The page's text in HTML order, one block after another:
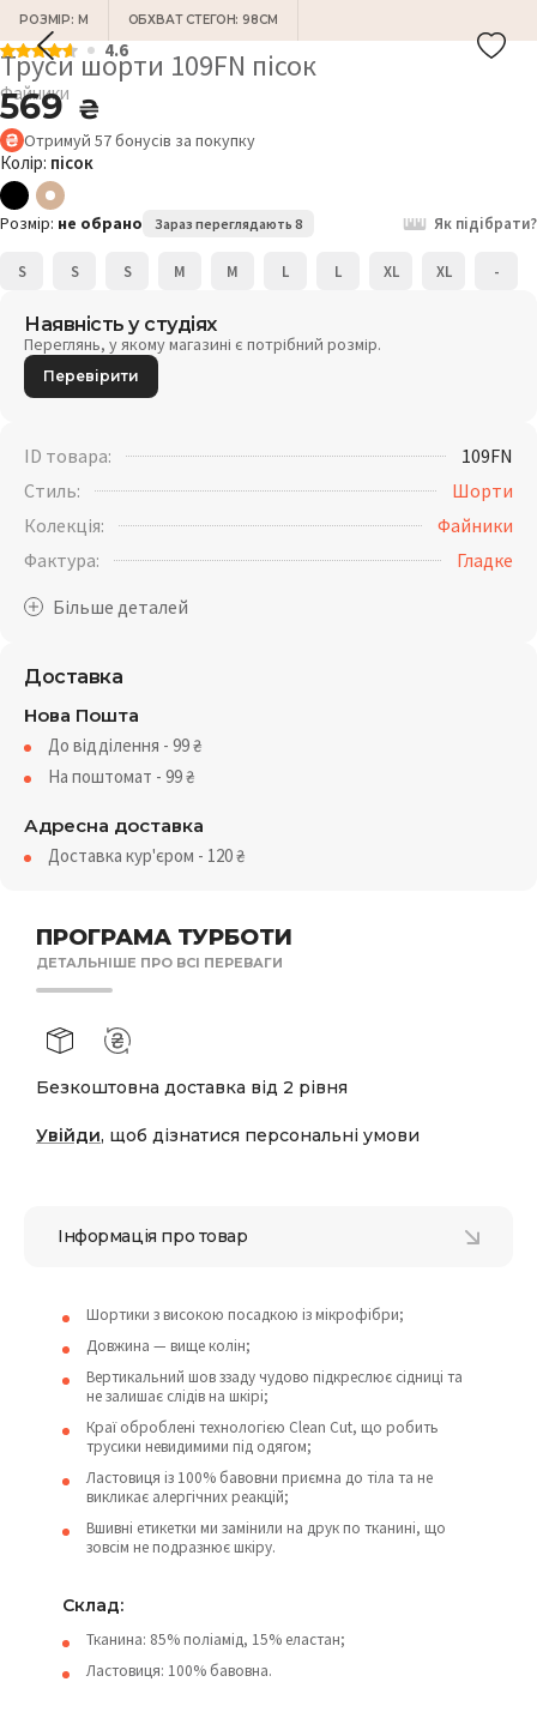
РОЗМІР: M ОБХВАТ СТЕГОН: 98СМ
4.6
Труси шорти 109FN пісок
Файники
569 ₴
Отримуй 57бонусів за покупку
Колір: пісок
Розмір: не обрано Зараз переглядають 8 Як підібрати?
S S S M M L L XL XL -
ПРОГРАМА ТУРБОТИ
ДЕТАЛЬНІШЕ ПРО ВСІ ПЕРЕВАГИ
Безкоштовна доставка від 2 рівня
Увійди, щоб дізнатися персональні умови
Наявність у студіях
Переглянь, у якому магазині є потрібний розмір.
Перевірити
ID товара:
109FN
Стиль:
Шорти
Колекція:
Файники
Фактура:
Гладке
Доставка
Нова Пошта
До відділення - 99₴
На поштомат - 99₴
Адресна доставка
Доставка кур'єром - 120₴
Інформація про товар
Шортики з високою посадкою із мікрофібри;
Довжина — вище колін;
Вертикальний шов ззаду чудово підкреслює сідниці та
не залишає слідів на шкірі;
Краї оброблені технологією Clean Cut, що робить
трусики невидимими під одягом;
Ластовиця із 100% бавовни приємна до тіла та не
викликає алергічних реакцій;
Вшивні етикетки ми замінили на друк по тканині, що
зовсім не подразнює шкіру.
Склад:
Тканина: 85% поліамід, 15% еластан;
Ластовиця: 100% бавовна.